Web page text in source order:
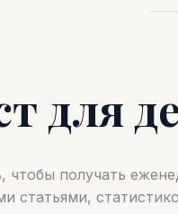
для
чтобы получать
статьями,